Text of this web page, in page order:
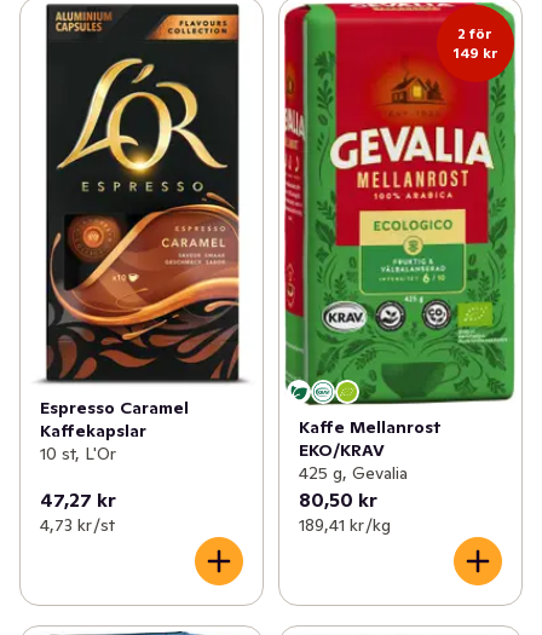
Espresso Caramel
Kaffekapslar
10 st, L'Or
47,27 kr
4,73 kr /st
2 för
149 kr
Kaffe Mellanrost
EKO/KRAV
425 g, Gevalia
80,50 kr
189,41 kr /kg